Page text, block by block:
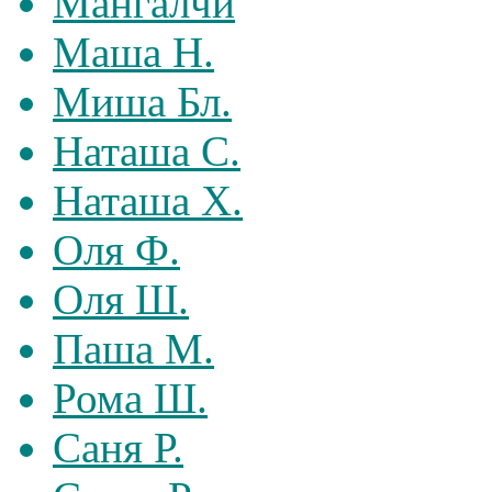
Маша Н.
Миша Бл.
Наташа С.
Наташа Х.
Оля Ф.
Оля Ш.
Паша М.
Рома Ш.
Саня Р.